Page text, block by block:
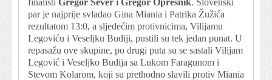
par je najprije svladao Gina Miania i Patrika Žužića
rezultatom 13:0, a sljedećim protivnicima, Vilijamu
Legoviću i Veseljku Budiji, pustili su tek jedan punat. U
repasažu ove skupine, po drugi puta su se sastali Vilijam
Legović i Veseljko Budija sa Lukom Faragunom i
Stevom Kolarom, koji su prethodno slavili protiv Miania